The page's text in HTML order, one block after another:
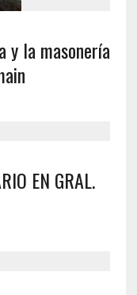
y la masonería
EN GRAL.